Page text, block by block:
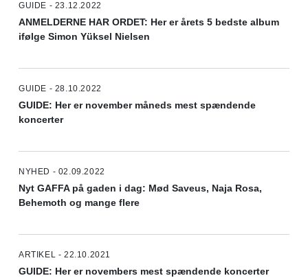
GUIDE - 23.12.2022
ANMELDERNE HAR ORDET: Her er årets 5 bedste album
ifølge Simon Yüksel Nielsen
GUIDE - 28.10.2022
GUIDE: Her er november måneds mest spændende
koncerter
NYHED - 02.09.2022
Nyt GAFFA på gaden i dag: Mød Saveus, Naja Rosa,
Behemoth og mange flere
ARTIKEL - 22.10.2021
GUIDE: Her er novembers mest spændende koncerter